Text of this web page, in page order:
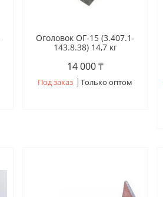
Оголовок ОГ-15 (3.407.1-
143.8.38) 14,7 кг
14 000 ₸
Под заказ Только оптом